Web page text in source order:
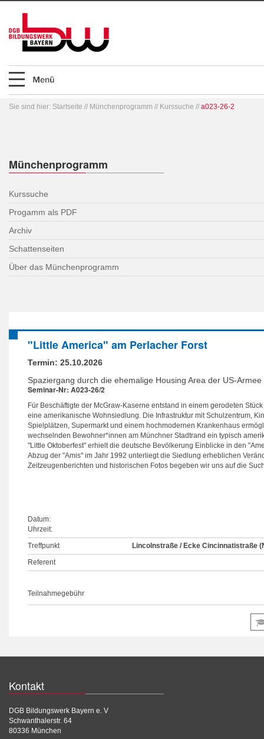
Sie sind hier: Startseite // Münchenprogramm // Kurssuche // a023-26-2
Münchenprogramm
Kurssuche
Progamm als PDF
Archiv
Schattenseiten
Über das Münchenprogramm
"Little America" am Perlacher Forst
Termin: 25.10.2026
Spaziergang durch die ehemalige Housing Area der US-
Seminar-Nr: A023-26/2
Für Beschäftigte der McGraw-Kaserne entstand in einem gerodeten
eine amerikanische Wohnsiedlung. Die Infrastruktur mit Schulzentrum,
Spielplätzen, Supermarkt und einem hochmodernen Krankenhaus
wechselnden Bewohner*innen am Münchner Stadtrand ein typisch
"Little Oktoberfest" erhielt die deutsche Bevölkerung Einblicke in den
Abzug der "Amis" im Jahr 1992 unterliegt die Siedlung erheblichen
Zeitzeugenberichten und historischen Fotos begeben wir uns auf die
Datum:
Uhrzeit:
Treffpunkt
Lincolnstraße / Ecke Cincinnatistraße
Referent
Teilnahmegebühr
Kontakt
DGB Bildungswerk Bayern e. V
Schwanthalerstr. 64
80336 München